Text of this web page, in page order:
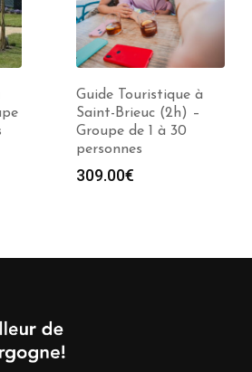
Guide Touristique à
Saint-Brieuc (2h) –
Groupe de 1 à 30
personnes
309.00€